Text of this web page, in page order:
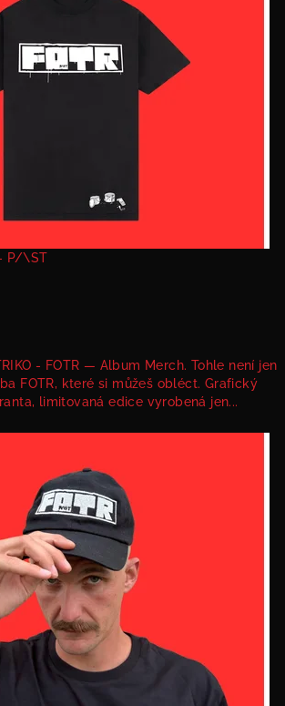
P/\ST
- FOTR — Album Merch. Tohle není jen
FOTR, které si můžeš obléct. Grafický
limitovaná edice vyrobená jen...